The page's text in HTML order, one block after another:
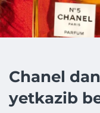
Chanel
yetkazib